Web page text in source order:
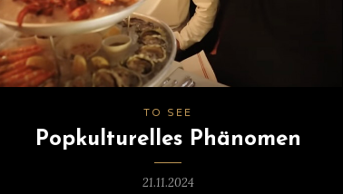
TO SEE
Popkulturelles Phänomen
21.11.2024